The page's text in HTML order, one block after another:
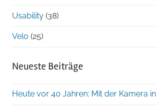
Usability (38)
Velo (25)
Neueste Beiträge
Heute vor 40 Jahren: Mit der Kamera